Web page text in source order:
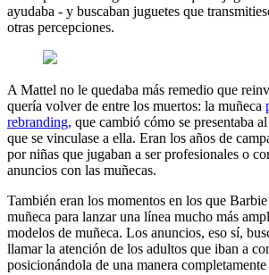
ayudaba - y buscaban juguetes que
otras percepciones.
A Mattel no le quedaba más remedio que
quería volver de entre los muertos: la muñeca
rebranding, que cambió cómo se presentaba
que se vinculase a ella. Eran los años de
por niñas que jugaban a ser profesionales o
anuncios con las muñecas.
También eran los momentos en los que
muñeca para lanzar una línea mucho más
modelos de muñeca. Los anuncios, eso sí,
llamar la atención de los adultos que iban a
posicionándola de una manera